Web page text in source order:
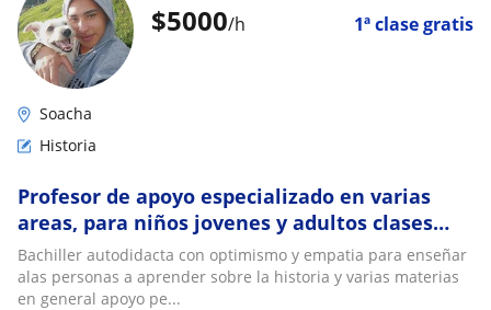
$5000/h 1ª clase gratis
Soacha
Historia
Profesor de apoyo especializado en varias
areas, para niños jovenes y adultos clases
didacticas y competitivas con atencion
person
Bachiller autodidacta con optimismo y empatia para enseñar
alas personas a aprender sobre la historia y varias materias
en general apoyo pe...